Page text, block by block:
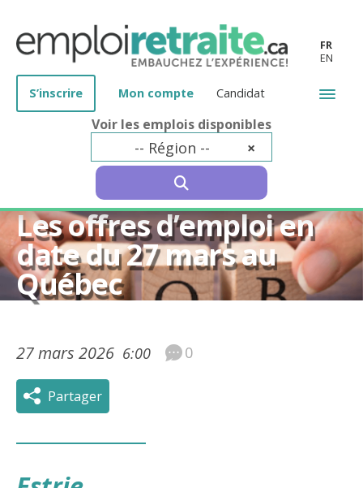
Voir les emplois disponibles
×
-- Région --
FR
EN
S’inscrire Mon compte Candidat
50 ans et plus
Les offres d’emploi en
date du 27 mars au
Québec
27 mars 2026 6:00 0
Partager